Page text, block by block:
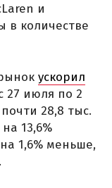
и
в количестве
ускорил
27 июля по 2
28,8 тыс.
13,6%
1,6% меньше,